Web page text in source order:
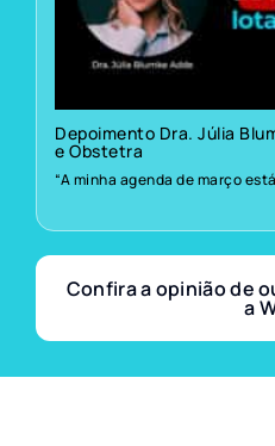
Depoimento Dra. Júlia
e Obstetra
“A minha agenda de março
Confira a opinião de
a